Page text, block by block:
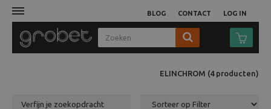
LOG IN
BLOG CONTACT
Fotocamera
ELINCHROM (4producten)
Verfijn je zoekopdracht